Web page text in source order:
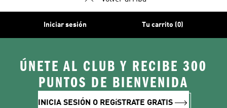
Iniciar sesión Tu carrito (0)
ÚNETE AL CLUB Y RECIBE 300
PUNTOS DE BIENVENIDA
INICIA SESIÓN O REGíSTRATE GRATIS